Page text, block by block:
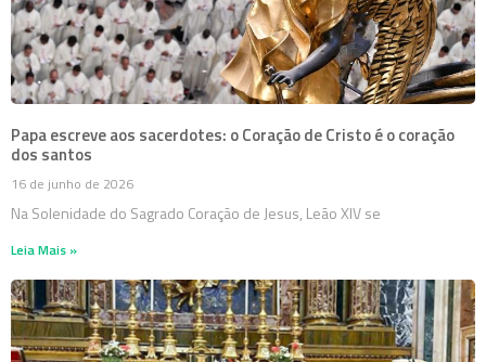
Papa escreve aos sacerdotes: o Coração de Cristo é o coração
dos santos
16 de junho de 2026
Na Solenidade do Sagrado Coração de Jesus, Leão XIV se
Leia Mais »